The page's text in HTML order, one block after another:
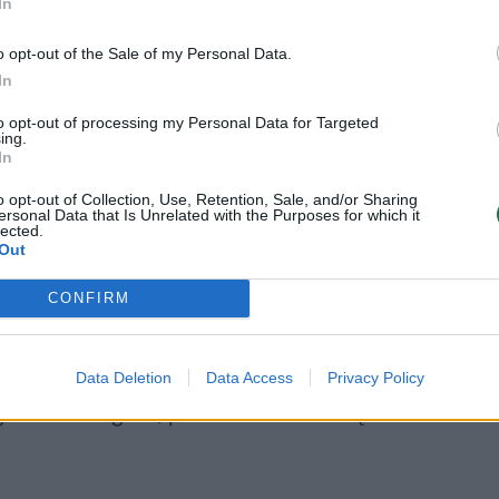
opt-out of the Sale of my Personal Data.
opt-out of processing my Personal Data for Targeted
opt-out of Collection, Use, Retention, Sale, and/or Sharing
Data that Is Unrelated with the Purposes for which it
CONFIRM
Data Deletion Data Access Privacy Policy
ėmėsi spręsti nugalėtojo klausimą. Jos
(71:48). Vis tik „M Basket-Delamode“ nesudėjo
to, prieš paskutiniąsias dešimt minučių
– 77:61. Galiausiai per ketvirtąjį kėlinį
rungtynes ir nebepaleido pergalės iš rankų.
ir netoli trigubo dviženklio liko nugalėtojų
taškų pridėjo tiek pat atkovotų kamuolių,
24 naudingumo balus.
Matui Jogėlai, pelniusiam 21 tašką ir